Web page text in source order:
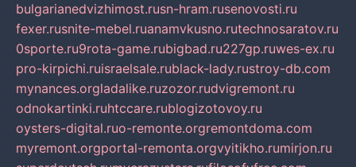
bulgarianedvizhimost.rusn-hram.rusenovosti.ru
fexer.rusnite-mebel.ruanamvkusno.rutechnosaratov.ru
0sporte.ru9rota-game.rubigbad.ru227gp.ruwes-ex.ru
pro-kirpichi.ruisraelsale.rublack-lady.rustroy-db.com
mynances.orgladalike.ruzozor.rudvigremont.ru
odnokartinki.ruhtccare.rublogizotovoy.ru
oysters-digital.ruo-remonte.orgremontdoma.com
myremont.orgportal-remonta.orgvyitikho.rumirjon.ru